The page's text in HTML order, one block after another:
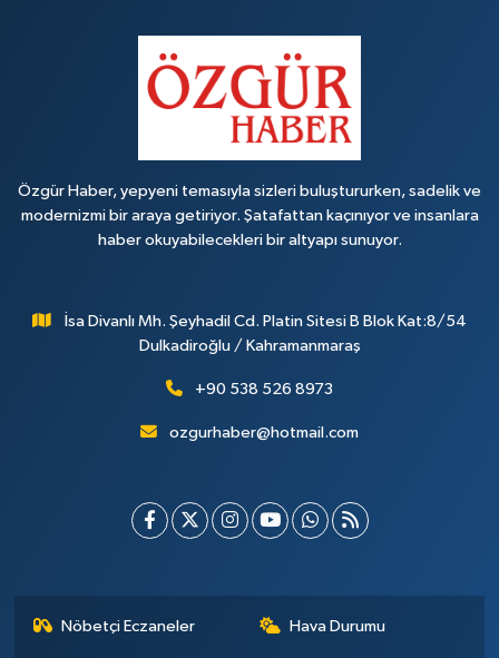
Özgür Haber, yepyeni temasıyla sizleri buluştururken, sadelik ve
modernizmi bir araya getiriyor. Şatafattan kaçınıyor ve insanlara
haber okuyabilecekleri bir altyapı sunuyor.
İsa Divanlı Mh. Şeyhadil Cd. Platin Sitesi B Blok Kat:8/54
Dulkadiroğlu / Kahramanmaraş
+90 538 526 8973
ozgurhaber@hotmail.com
Nöbetçi Eczaneler Hava Durumu